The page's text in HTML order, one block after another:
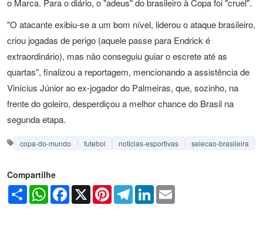
o Marca. Para o diário, o "adeus" do brasileiro à Copa foi "cruel".
"O atacante exibiu-se a um bom nível, liderou o ataque brasileiro,
criou jogadas de perigo (aquele passe para Endrick é
extraordinário), mas não conseguiu guiar o escrete até as
quartas", finalizou a reportagem, mencionando a assistência de
Vinícius Júnior ao ex-jogador do Palmeiras, que, sozinho, na
frente do goleiro, desperdiçou a melhor chance do Brasil na
segunda etapa.
copa-do-mundo futebol noticias-esportivas selecao-brasileira
Compartilhe
Share WhatsAppFacebook
X PinterestTelegramLinkedIn